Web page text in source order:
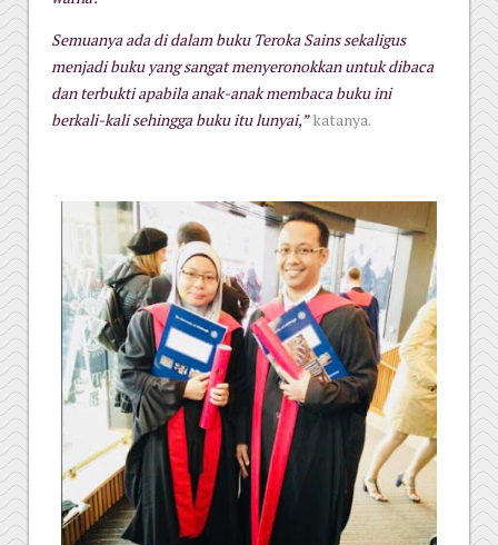
Semuanya ada di dalam buku Teroka Sains sekaligus
menjadi buku yang sangat menyeronokkan untuk dibaca
dan terbukti apabila anak-anak membaca buku ini
berkali-kali sehingga buku itu lunyai,”katanya.